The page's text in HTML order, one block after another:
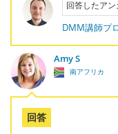
回答したアン
DMM講師プ
Amy S
南アフリカ
回答